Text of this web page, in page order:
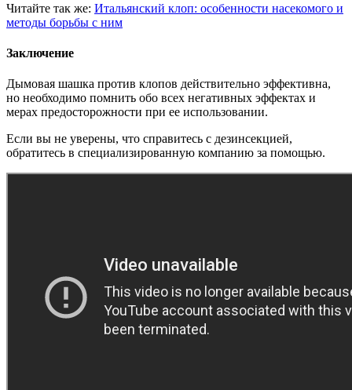
Читайте так же: Итальянский клоп: особенности насекомого и
методы борьбы с ним
Заключение
Дымовая шашка против клопов действительно эффективна,
но необходимо помнить обо всех негативных эффектах и
мерах предосторожности при ее использовании.
Если вы не уверены, что справитесь с дезинсекцией,
обратитесь в специализированную компанию за помощью.